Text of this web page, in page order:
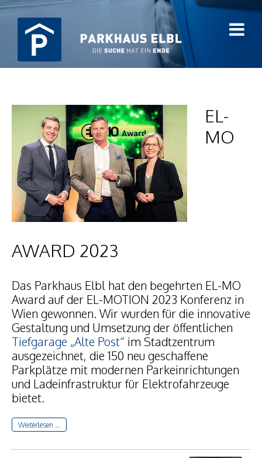
EL-
MO
AWARD 2023
Das Parkhaus Elbl hat den begehrten EL-MO
Award auf der EL-MOTION 2023 Konferenz in
Wien gewonnen. Wir wurden für die innovative
Gestaltung und Umsetzung der öffentlichen
Tiefgarage „Alte Post“ im Stadtzentrum
ausgezeichnet, die 150 neu geschaffene
Parkplätze mit modernen Parkeinrichtungen
und Ladeinfrastruktur für Elektrofahrzeuge
bietet.
Weiterlesen ...